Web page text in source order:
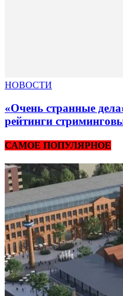
НОВОСТИ
«Очень странные
рейтинги
САМОЕ ПОПУЛЯРНОЕ